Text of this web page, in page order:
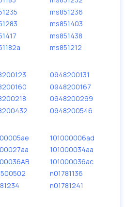
ms851236
ms851403
ms851438
ms851212
0948200131
0948200167
0948200299
0948200546
101000006ad
101000034aa
101000036ac
n01781136
n01781241